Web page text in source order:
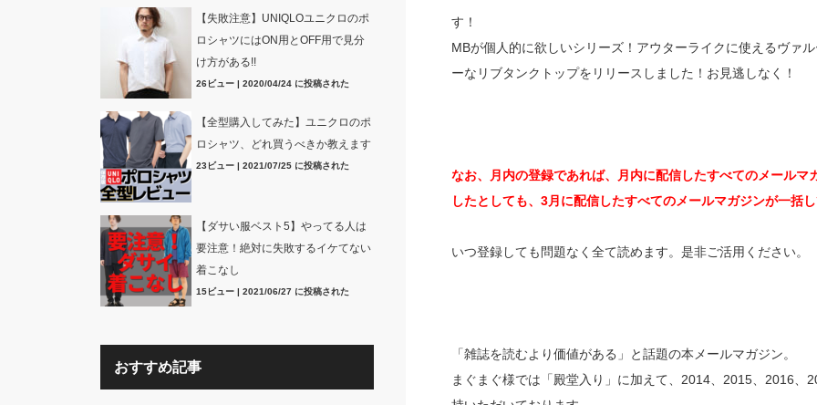
す！
MBが個人的に欲しいシリーズ！アウターライクに使えるヴァ
ーなリブタンクトップをリリースしました！お見逃しなく！
なお、月内の登録であれば、月内に配信したすべてのメール
したとしても、3月に配信したすべてのメールマガジンが一括
いつ登録しても問題なく全て読めます。是非ご活用ください。
「雑誌を読むより価値がある」と話題の本メールマガジン。
まぐまぐ様では「殿堂入り」に加えて、2014、2015、2016、
【失敗注意】UNIQLOユニクロのポ
ロシャツにはON用とOFF用で見分
け方がある!!
26ビュー| 2020/04/24 に投稿された
【全型購入してみた】ユニクロのポ
ロシャツ、どれ買うべきか教えます
23ビュー| 2021/07/25 に投稿された
【ダサい服ベスト5】やってる人は
要注意！絶対に失敗するイケてない
着こなし
15ビュー| 2021/06/27 に投稿された
おすすめ記事